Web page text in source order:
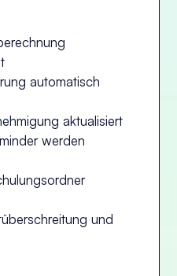
automatisch
aktualisiert
werden
und